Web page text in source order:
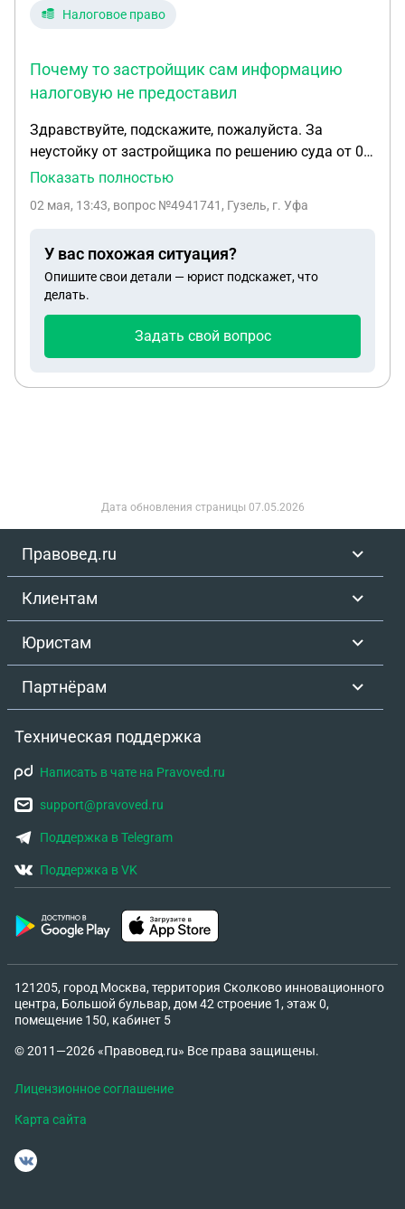
Налоговое право
Почему то застройщик сам информацию
налоговую не предоставил
Здравствуйте, подскажите, пожалуйста. За
неустойку от застройщика по решению суда от 03
декабря 2024 г получила компенсацию. В 2025
знала, после этого в личном кабинете тоже не
налога на доход. В 2026 г. самостоятельно подала
декларацию на доход за 2024 г., но все еще на
проверке. Пени, штрафы за этот период будет, за
информацию налоговую не предоставил.
Показать полностью
02 мая, 13:43, вопрос №4941741, Гузель, г. Уфа
У вас похожая ситуация?
Опишите свои детали — юрист подскажет, что
делать.
Задать свой вопрос
Дата обновления страницы 07.05.2026
Правовед.ru
Клиентам
Юристам
Партнёрам
Техническая поддержка
Написать в чате на Pravoved.ru
support@pravoved.ru
Поддержка в Telegram
Поддержка в VK
121205, город Москва, территория Сколково инновационного
центра, Большой бульвар, дом 42 строение 1, этаж 0,
помещение 150, кабинет 5
© 2011—2026 «Правовед.ru» Все права защищены.
Лицензионное соглашение
Карта сайта